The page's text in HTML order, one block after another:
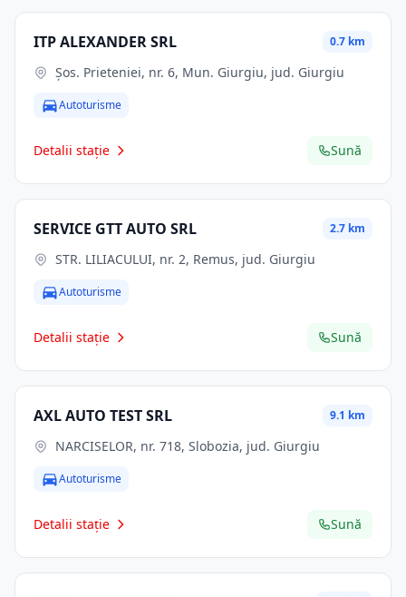
ITP ALEXANDER SRL 0.7 km
Şos. Prieteniei, nr. 6, Mun. Giurgiu, jud. Giurgiu
Autoturisme
Detalii stație Sună
SERVICE GTT AUTO SRL 2.7 km
STR. LILIACULUI, nr. 2, Remus, jud. Giurgiu
Autoturisme
Detalii stație Sună
AXL AUTO TEST SRL 9.1 km
NARCISELOR, nr. 718, Slobozia, jud. Giurgiu
Autoturisme
Detalii stație Sună